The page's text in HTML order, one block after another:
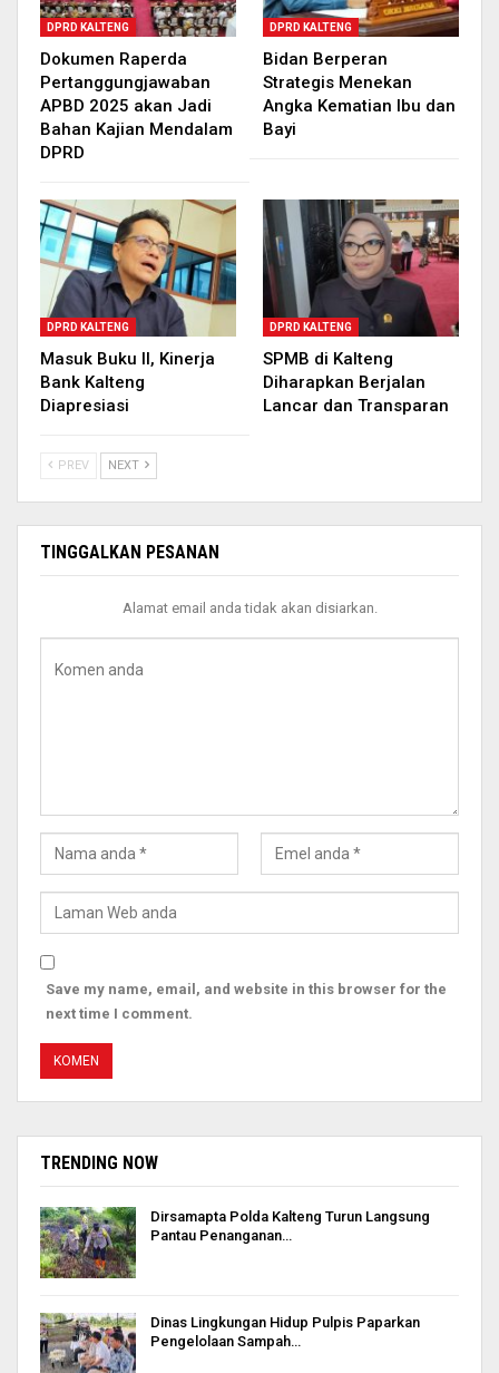
DPRD KALTENG
Dokumen Raperda
Pertanggungjawaban
APBD 2025 akan Jadi
Bahan Kajian Mendalam
DPRD
DPRD KALTENG
Bidan Berperan
Strategis Menekan
Angka Kematian Ibu dan
Bayi
DPRD KALTENG
Masuk Buku II, Kinerja
Bank Kalteng
Diapresiasi
DPRD KALTENG
SPMB di Kalteng
Diharapkan Berjalan
Lancar dan Transparan
PREV NEXT
TINGGALKAN PESANAN
Alamat email anda tidak akan disiarkan.
Save my name, email, and website in this browser for the
next time I comment.
TRENDING NOW
Dirsamapta Polda Kalteng Turun Langsung
Pantau Penanganan…
Dinas Lingkungan Hidup Pulpis Paparkan
Pengelolaan Sampah…